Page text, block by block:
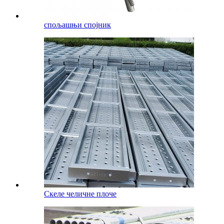
спољашњи спојник
Скеле челичне плоче